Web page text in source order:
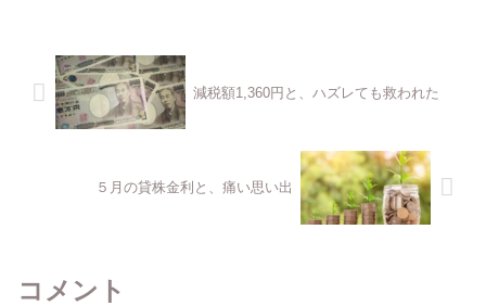
減税額1,360円と、ハズレても救われた
５月の貸株金利と、痛い思い出
コメント